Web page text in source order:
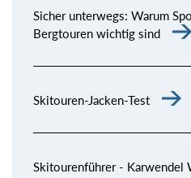
Sicher unterwegs: Warum
Bergtouren wichtig sind
Skitouren-Jacken-Test
Skitourenführer - Karwendel